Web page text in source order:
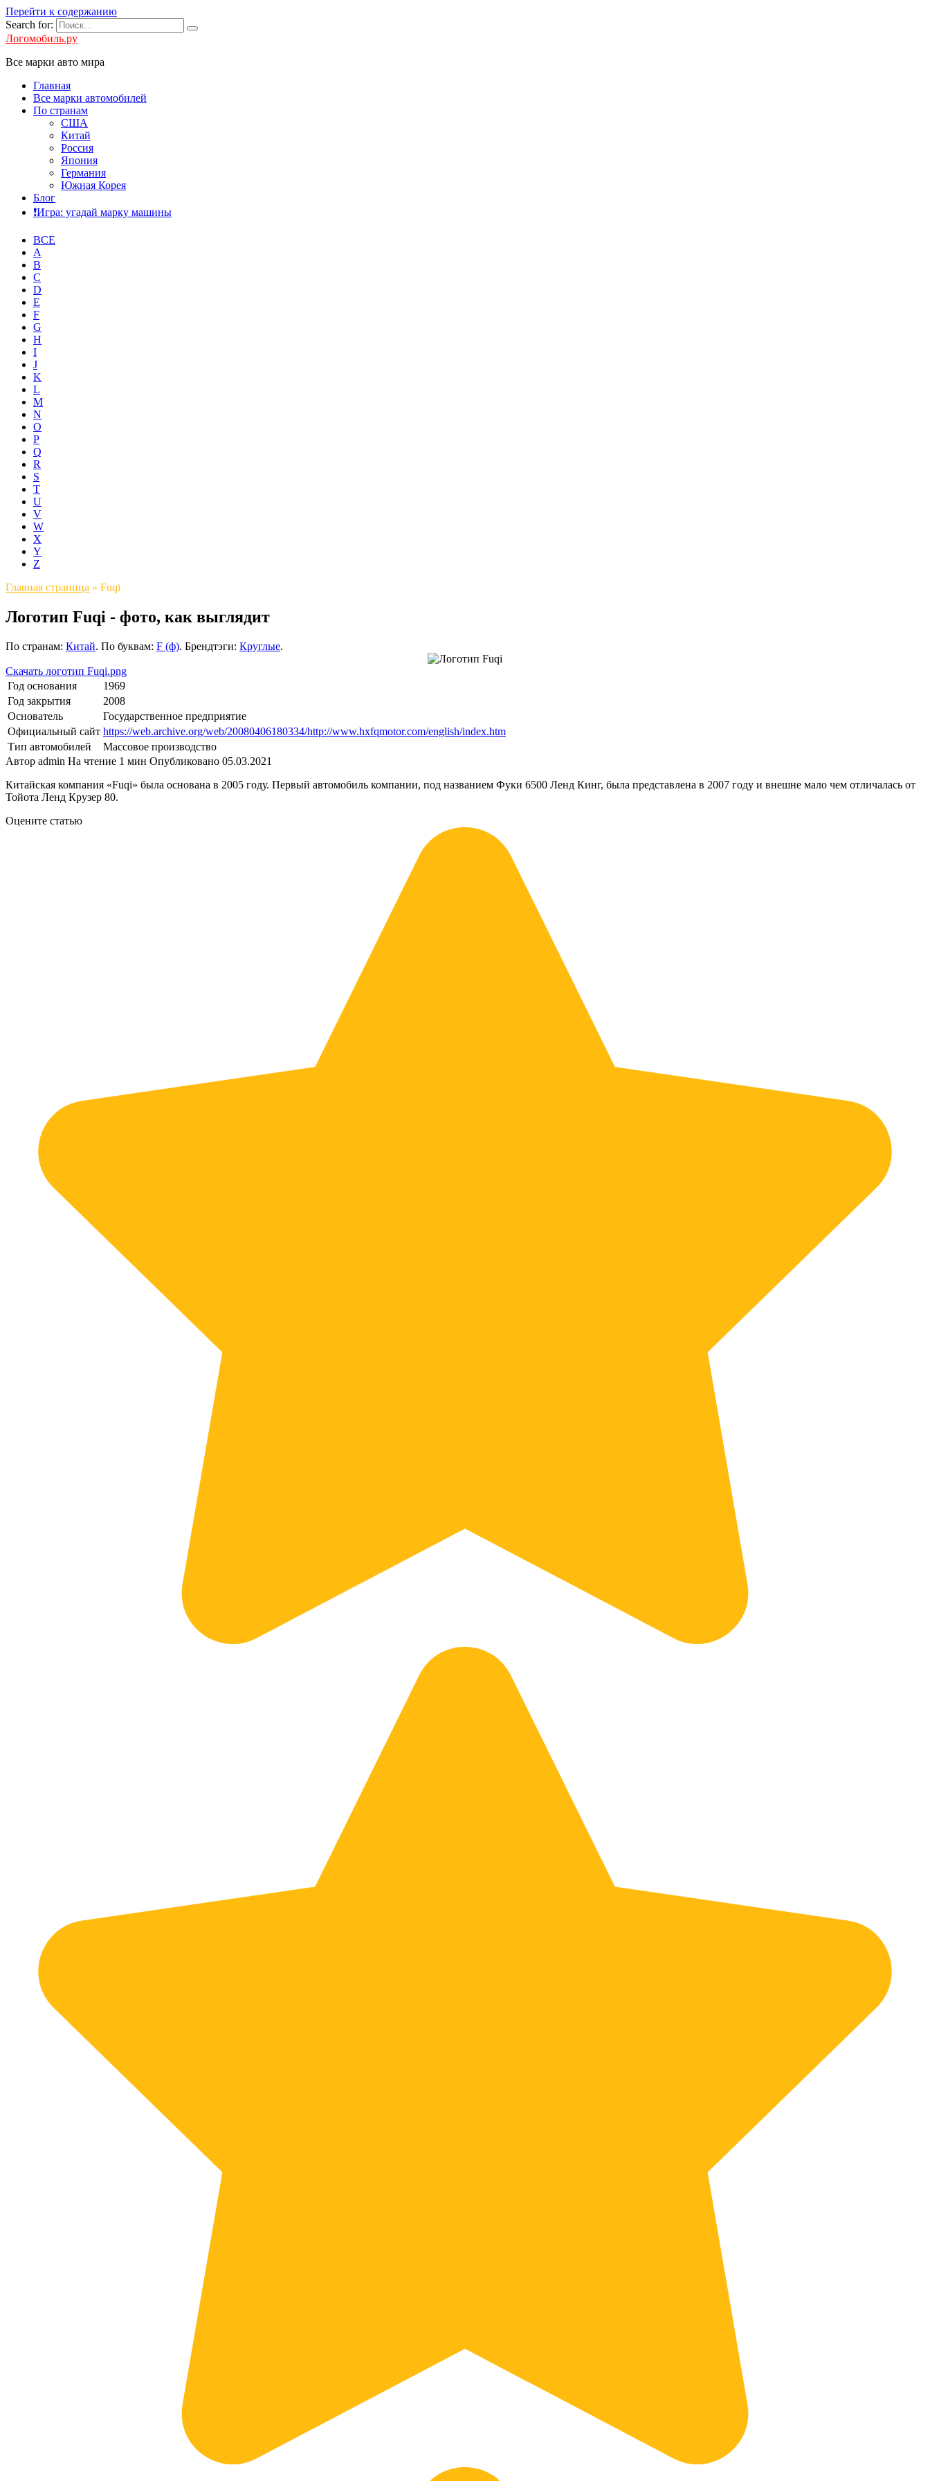
Перейти к содержанию
Search for:
Логомобиль.ру
Все марки авто мира
Главная
Все марки автомобилей
По странам
США
Китай
Россия
Япония
Германия
Южная Корея
Блог
❗️Игра: угадай марку машины
ВСЕ
A
B
C
D
E
F
G
H
I
J
K
L
M
N
O
P
Q
R
S
T
U
V
W
X
Y
Z
Главная страница » Fuqi
Логотип Fuqi - фото, как выглядит
По странам: Китай. По буквам: F (ф). Брендтэги: Круглые.
Скачать логотип Fuqi.png
Год основания
1969
Год закрытия
2008
Основатель
Государственное предприятие
Официальный сайт https://web.archive.org/web/20080406180334/http://www.hxfqmotor.com/english/index.htm
Тип автомобилей
Массовое производство
Автор admin На чтение 1 мин Опубликовано 05.03.2021
Китайская компания «Fuqi» была основана в 2005 году. Первый автомобиль компании, под названием Фуки 6500 Ленд Кинг, была представлена в 2007 году и внешне мало чем отличалась от
Тойота Ленд Крузер 80.
Оцените статью